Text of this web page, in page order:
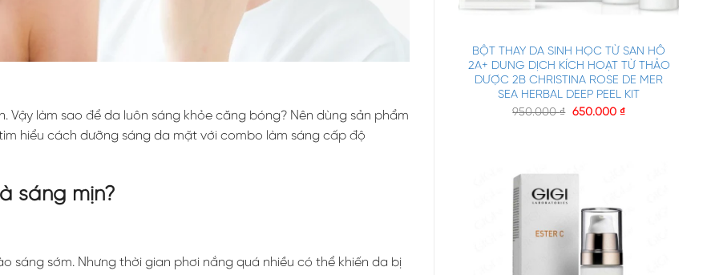
Vậy làm sao để da luôn sáng khỏe căng bóng? Nên dùng sản phẩm
hiểu cách dưỡng sáng da mặt với combo làm sáng cấp độ
sáng mịn?
sớm. Nhưng thời gian phơi nắng quá nhiều có thể khiến da bị
BỘT THAY DA SINH HỌC TỪ SAN HÔ
2A+ DUNG DỊCH KÍCH HOẠT TỪ THẢO
DƯỢC 2B CHRISTINA ROSE DE MER
SEA HERBAL DEEP PEEL KIT
950.000₫ 650.000 ₫